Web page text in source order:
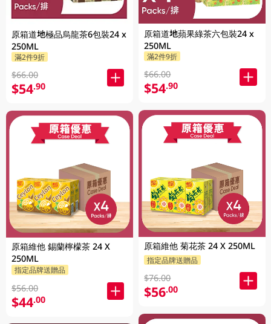
原箱道地極品烏龍茶6包裝24 x
250ML
滿2件9折
$66.00
$54.90
原箱維他 錫蘭檸檬茶 24 X
250ML
指定品牌送贈品
$56.00
$44.00
原箱道地蘋果綠茶六包裝24 x
250ML
滿2件9折
$66.00
$54.90
原箱維他 菊花茶 24 X 250ML
指定品牌送贈品
$76.00
$56.00